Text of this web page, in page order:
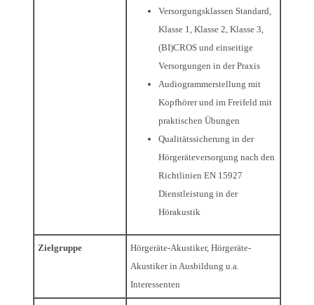
Versorgungsklassen Standard,
Klasse 1, Klasse 2, Klasse 3,
(BI)CROS und einseitige
Versorgungen in der Praxis
Audiogrammerstellung mit
Kopfhörer und im Freifeld mit
praktischen Übungen
Qualitätssicherung in der
Hörgeräteversorgung nach den
Richtlinien EN 15927
Dienstleistung in der
Hörakustik
Zielgruppe
Hörgeräte-Akustiker, Hörgeräte-
Akustiker in Ausbildung u.a.
Interessenten